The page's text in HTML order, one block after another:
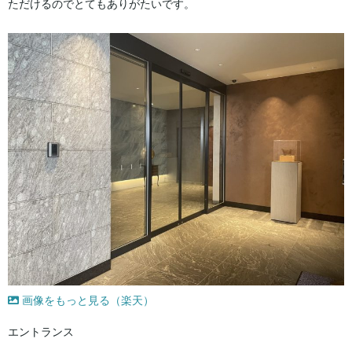
ただけるのでとてもありがたいです。
画像をもっと見る（楽天）
エントランス